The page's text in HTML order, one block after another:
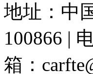
地址：中
100866 |
箱：